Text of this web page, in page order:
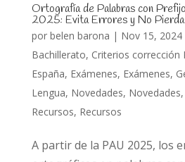
Ortografía de Palabras con
2025: Evita Errores y No
por belen barona | Nov 15, 2024
Bachillerato, Criterios corrección
España, Exámenes, Exámenes,
Lengua, Novedades, Novedades,
Recursos, Recursos
A partir de la PAU 2025, los